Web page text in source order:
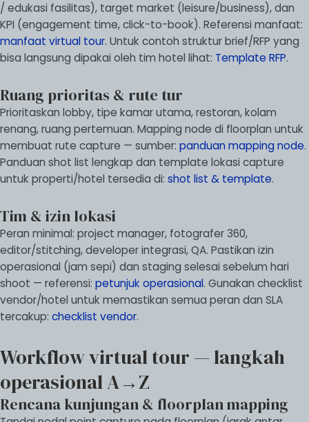
/ edukasi fasilitas), target market (leisure/business), dan
KPI (engagement time, click-to-book). Referensi manfaat:
manfaat virtual tour. Untuk contoh struktur brief/RFP yang
bisa langsung dipakai oleh tim hotel lihat: Template RFP.
Ruang prioritas & rute tur
Prioritaskan lobby, tipe kamar utama, restoran, kolam
renang, ruang pertemuan. Mapping node di floorplan untuk
membuat rute capture — sumber: panduan mapping node.
Panduan shot list lengkap dan template lokasi capture
untuk properti/hotel tersedia di: shot list & template.
Tim & izin lokasi
Peran minimal: project manager, fotografer 360,
editor/stitching, developer integrasi, QA. Pastikan izin
operasional (jam sepi) dan staging selesai sebelum hari
shoot — referensi: petunjuk operasional. Gunakan checklist
vendor/hotel untuk memastikan semua peran dan SLA
tercakup: checklist vendor.
Workflow virtual tour — langkah
operasional A→Z
Rencana kunjungan & floorplan mapping